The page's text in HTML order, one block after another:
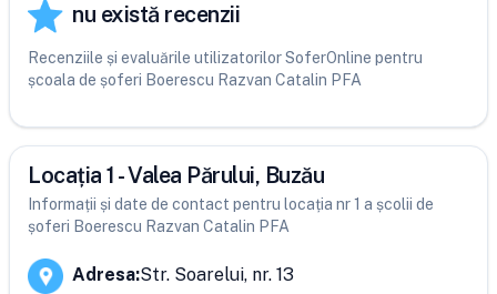
nu există recenzii
Recenziile și evaluările utilizatorilor SoferOnline pentru
școala de șoferi Boerescu Razvan Catalin PFA
Locația 1 - Valea Părului, Buzău
Informații și date de contact pentru locația nr 1 a școlii de
șoferi Boerescu Razvan Catalin PFA
Adresa:Str. Soarelui, nr. 13